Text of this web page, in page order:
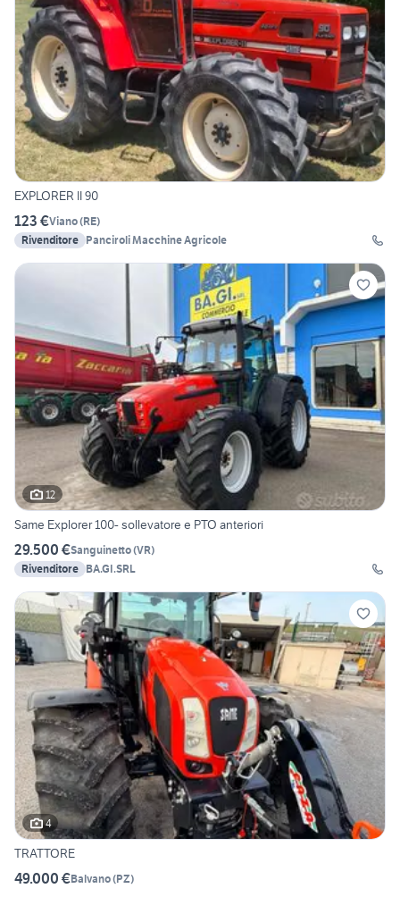
EXPLORER II 90
123 €Viano(RE)
Rivenditore Panciroli Macchine Agricole
12
Same Explorer 100- sollevatore e PTO anteriori
29.500 €Sanguinetto(VR)
Rivenditore BA.GI.SRL
4
TRATTORE
49.000 €Balvano(PZ)